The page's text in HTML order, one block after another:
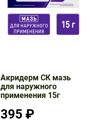
Акридерм СК мазь
для наружного
применения 15г
395 ₽